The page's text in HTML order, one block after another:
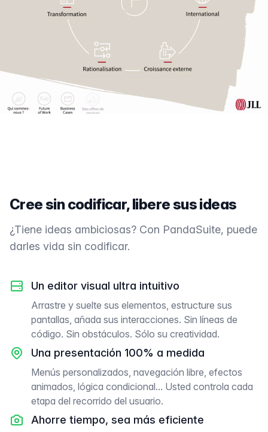
Cree sin codificar, libere sus ideas
¿Tiene ideas ambiciosas? Con PandaSuite, puede
darles vida sin codificar.
Un editor visual ultra intuitivo
Arrastre y suelte sus elementos, estructure sus
pantallas, añada sus interacciones. Sin líneas de
código. Sin obstáculos. Sólo su creatividad.
Una presentación 100% a medida
Menús personalizados, navegación libre, efectos
animados, lógica condicional... Usted controla cada
etapa del recorrido del usuario.
Ahorre tiempo, sea más eficiente